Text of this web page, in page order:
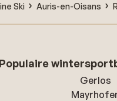
Ski Auris-en-Oisans
Populaire
Gerlos